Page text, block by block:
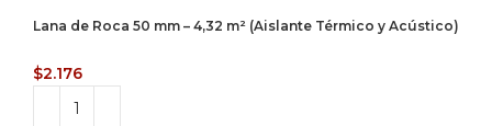
Lana de Roca 50 mm – 4,32 m² (Aislante Térmico y Acústico)
$2.176